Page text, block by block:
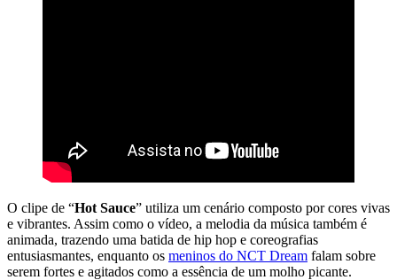
O clipe de “Hot Sauce” utiliza um cenário composto por cores vivas
e vibrantes. Assim como o vídeo, a melodia da música também é
animada, trazendo uma batida de hip hop e coreografias
entusiasmantes, enquanto os meninos do NCT Dream falam sobre
serem fortes e agitados como a essência de um molho picante.